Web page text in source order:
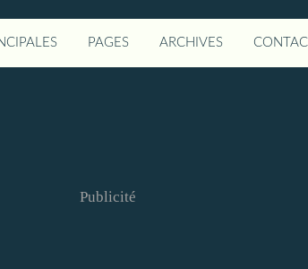
PAGES ARCHIVES
Publicité